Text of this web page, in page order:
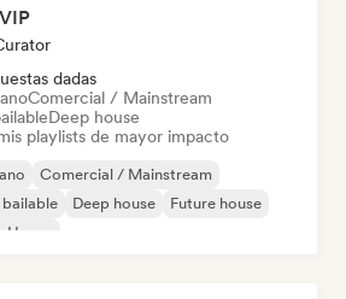
dadas
Comercial / Mainstream
Deep house
playlists de mayor impacto
Comercial / Mainstream
bailable Deep house
Future house
House